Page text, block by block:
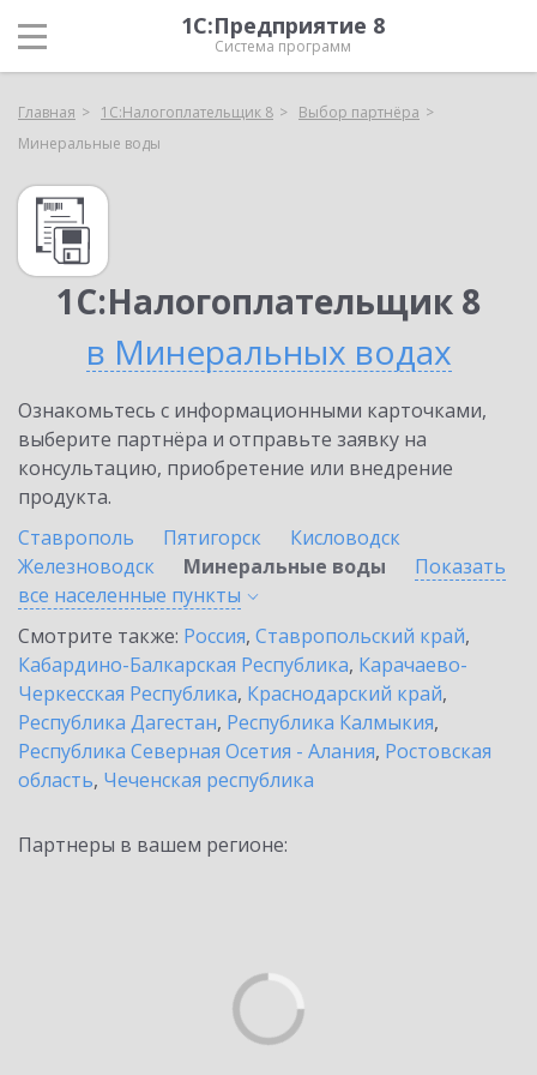
1С:Предприятие 8
Система программ
Главная 1С:Налогоплательщик 8
Выбор партнёра
Минеральные воды
1С:Налогоплательщик 8
в Минеральных водах
Ознакомьтесь с информационными карточками,
выберите партнёра и отправьте заявку на
консультацию, приобретение или внедрение
продукта.
Ставрополь
Пятигорск
Кисловодск
Железноводск
Минеральные воды
Показать
все населенные пункты
Смотрите также: Россия, Ставропольский край,
Кабардино-Балкарская Республика, Карачаево-
Черкесская Республика, Краснодарский край,
Республика Дагестан, Республика Калмыкия,
Республика Северная Осетия - Алания, Ростовская
область, Чеченская республика
Партнеры в вашем регионе: